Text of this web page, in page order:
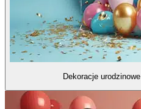
Dekoracje urodzinowe